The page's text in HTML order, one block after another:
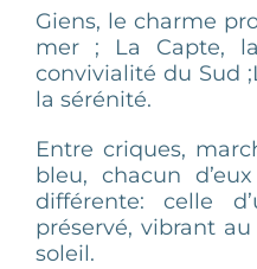
Giens, le charme
mer ; La Capte,
convivialité du Sud
la sérénité.
Entre criques,
bleu, chacun
différente: celle
préservé, vibrant
soleil.